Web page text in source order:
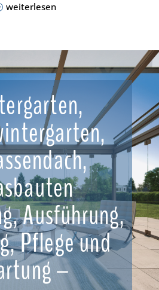
weiterlesen
Ausführung,
Pflege und
–